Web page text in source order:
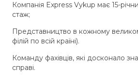
Компанія Express Vykup має 15-
стаж;
Представництво в кожному
філій по всій країні).
Команду фахівців, які досконало
справі.